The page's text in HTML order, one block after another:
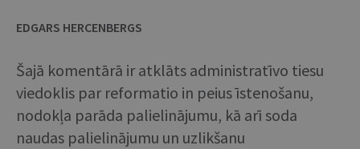
EDGARS HERCENBERGS
Šajā komentārā ir atklāts administratīvo tiesu
viedoklis par reformatio in peius īstenošanu,
nodokļa parāda palielinājumu, kā arī soda
naudas palielinājumu un uzlikšanu